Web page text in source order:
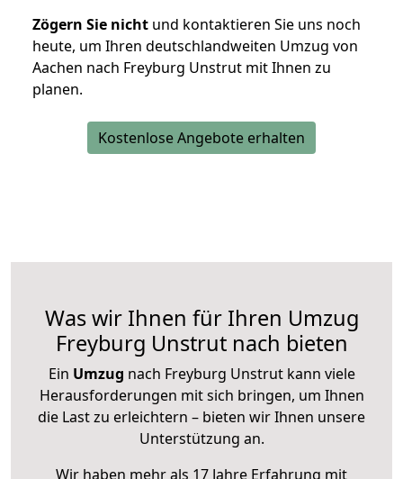
Zögern Sie nicht und kontaktieren Sie uns noch
heute, um Ihren deutschlandweiten Umzug von
Aachen nach Freyburg Unstrut mit Ihnen zu
planen.
Kostenlose Angebote erhalten
Was wir Ihnen für Ihren Umzug
Freyburg Unstrut nach bieten
Ein Umzug nach Freyburg Unstrut kann viele
Herausforderungen mit sich bringen, um Ihnen
die Last zu erleichtern – bieten wir Ihnen unsere
Unterstützung an.
Wir haben mehr als 17 Jahre Erfahrung mit